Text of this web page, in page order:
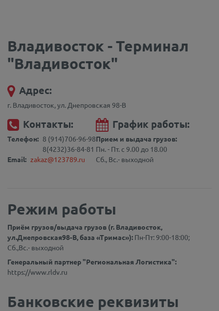
Владивосток - Терминал
"Владивосток"
Адрес:
г. Владивосток, ул. Днепровская 98-В
Контакты:
Телефон: 8 (914)706-96-98
8(4232)36-84-81
Email: zakaz@123789.ru
График работы:
Прием и выдача грузов:
Пн. - Пт. с 9.00 до 18.00
Сб., Вс.- выходной
Режим работы
Приём грузов/выдача грузов (г. Владивосток,
ул.Днепровская98-В, база «Тримас»): Пн-Пт: 9:00-18:00;
Сб.,Вс.- выходной
Генеральный партнер "Региональная Логистика":
https://www.rldv.ru
Банковские реквизиты